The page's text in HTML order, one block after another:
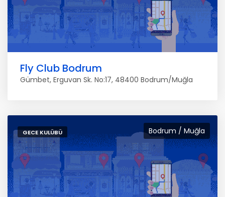
Fly Club Bodrum
Gümbet, Erguvan Sk. No:17, 48400 Bodrum/Muğla
Bodrum / Muğla
GECE KULÜBÜ